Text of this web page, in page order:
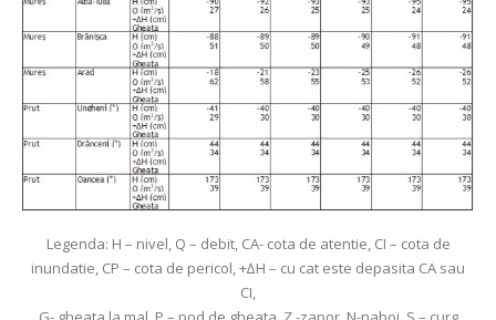
Legenda: H – nivel, Q – debit, CA- cota de atentie, CI – cota de
inundatie, CP – cota de pericol, +∆H – cu cat este depasita CA sau
CI,